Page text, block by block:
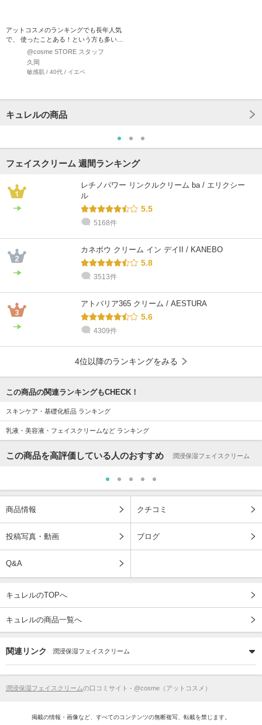
アットコスメのランキングでも長年人気
で、 使ったことある！という方も多いの
ではないでしょうか☆ …
@cosme STORE スタッフ
久岡
敏感肌 / 40代 / イエベ
キュレルの商品
フェイスクリーム 週間ランキング
レチノパワー リンクルクリーム ba / エリクシー
ル
5.5
5168件
カネボウ クリーム イン デイII / KANEBO
5.8
3513件
アトバリア365 クリーム / AESTURA
5.6
4309件
4位以降のランキングをみる
この商品の関連ランキングもCHECK！
スキンケア・基礎化粧品 ランキング
乳液・美容液・フェイスクリームなど ランキング
この商品を高評価している人のおすすめ 潤浸保湿フェイスクリーム
商品情報 クチコミ
投稿写真・動画 ブログ
Q&A
キュレルのTOPへ
キュレルの商品一覧へ
関連リンク 潤浸保湿フェイスクリーム
潤浸保湿フェイスクリームの口コミサイト - @cosme（アットコスメ）
掲載の情報・画像など、すべてのコンテンツの無断複写、転載を禁じます。